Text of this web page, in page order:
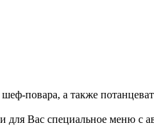
повара, а также
Вас специальное меню с